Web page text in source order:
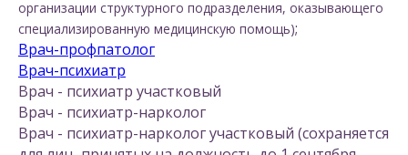
организации структурного подразделения, оказывающего
специализированную медицинскую помощь);
Врач-профпатолог
Врач-психиатр
Врач - психиатр участковый
Врач - психиатр-нарколог
Врач - психиатр-нарколог участковый (сохраняется